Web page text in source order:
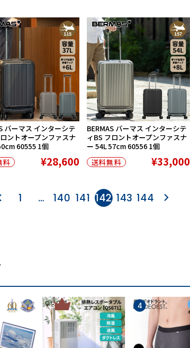
バーマス インターシテ
ントオープンファスナ
60555 1個
料
¥28,600
BERMAS バーマス インターシテ
ィBS フロントオープンファスナ
ー 54L 57cm 60556 1個
送料無料
¥33,000
1 … 140 141 142 143 144
3 4